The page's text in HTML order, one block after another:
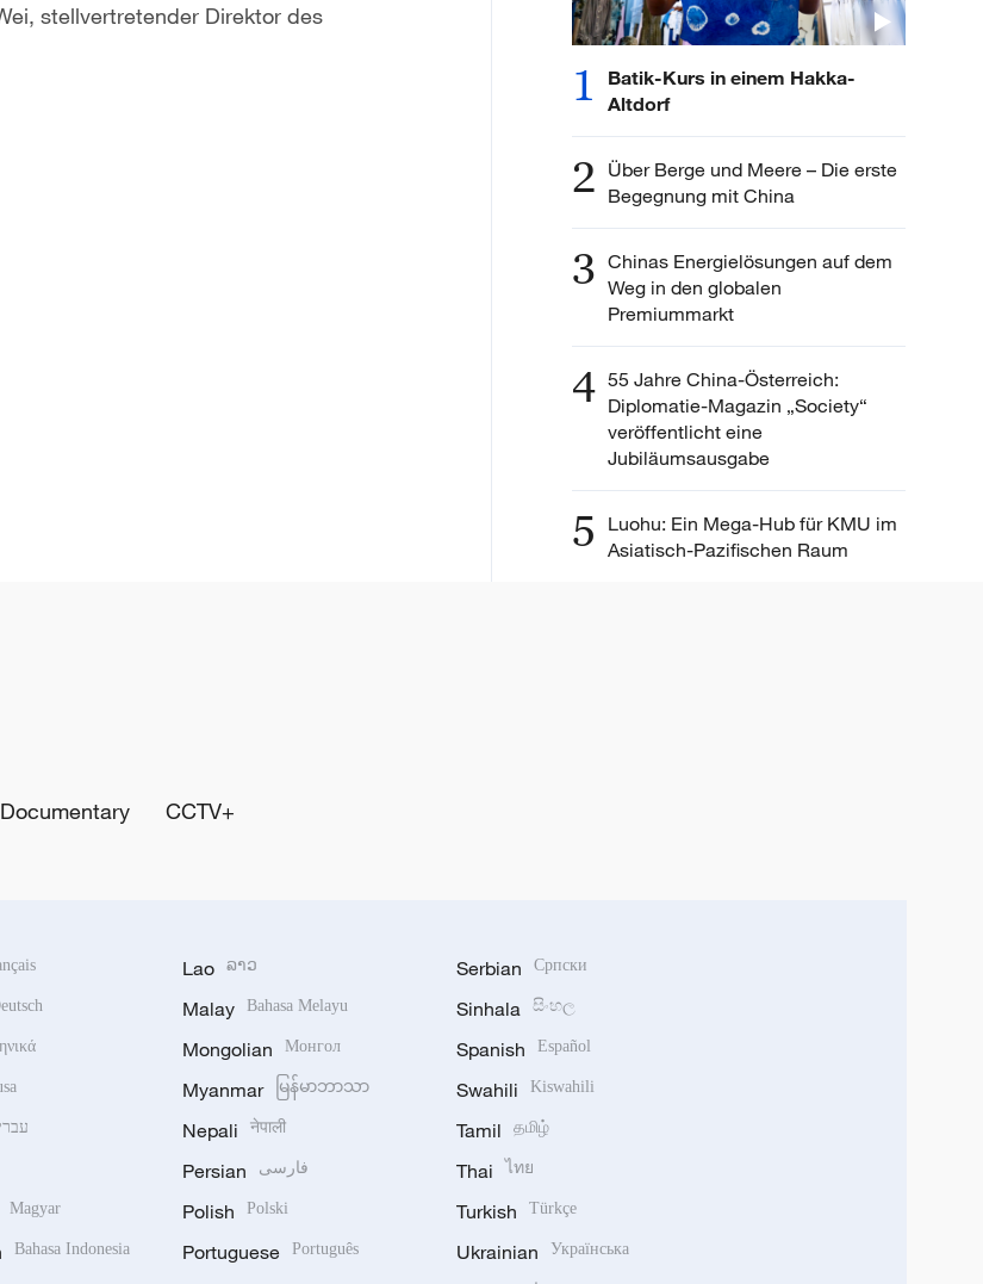
stellvertretender Direktor des
1
Batik-Kurs in einem Hakka-
Altdorf
2 Über Berge und Meere – Die erste
Begegnung mit China
3 Chinas Energielösungen auf dem
Weg in den globalen
Premiummarkt
4 55 Jahre China-Österreich:
Diplomatie-Magazin „Society“
veröffentlicht eine
Jubiläumsausgabe
5
Luohu: Ein Mega-Hub für KMU im
Asiatisch-Pazifischen Raum
Documentary CCTV+
Magyar
Bahasa Indonesia
Lao ລາວ
Malay Bahasa Melayu
Mongolian Монгол
Myanmar မြန်မာဘာသာ
Nepali नेपाली
Persian فارسی
Polish Polski
Portuguese Português
Serbian Српски
Sinhala සිංහල
Spanish Español
Swahili Kiswahili
Tamil தமிழ்
Thai ไทย
Turkish Türkçe
Ukrainian Українська